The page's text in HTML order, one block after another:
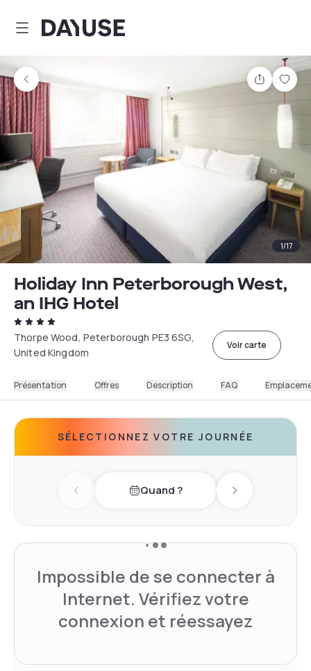
Dayuse
Partager
1/17
Holiday Inn Peterborough West,
an IHG Hotel
Thorpe Wood, Peterborough PE3 6SG,
United Kingdom
Voir carte
Présentation Offres Description FAQ
SÉLECTIONNEZ VOTRE JOURNÉE
Previous dayQuand ? Next day
Impossible de se connecter à
Internet. Vérifiez votre
connexion et réessayez